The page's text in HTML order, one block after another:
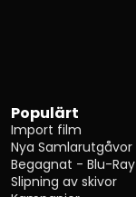
Populärt
Import film
Nya Samlarutgåvor
Begagnat - Blu-Ray
Slipning av skivor